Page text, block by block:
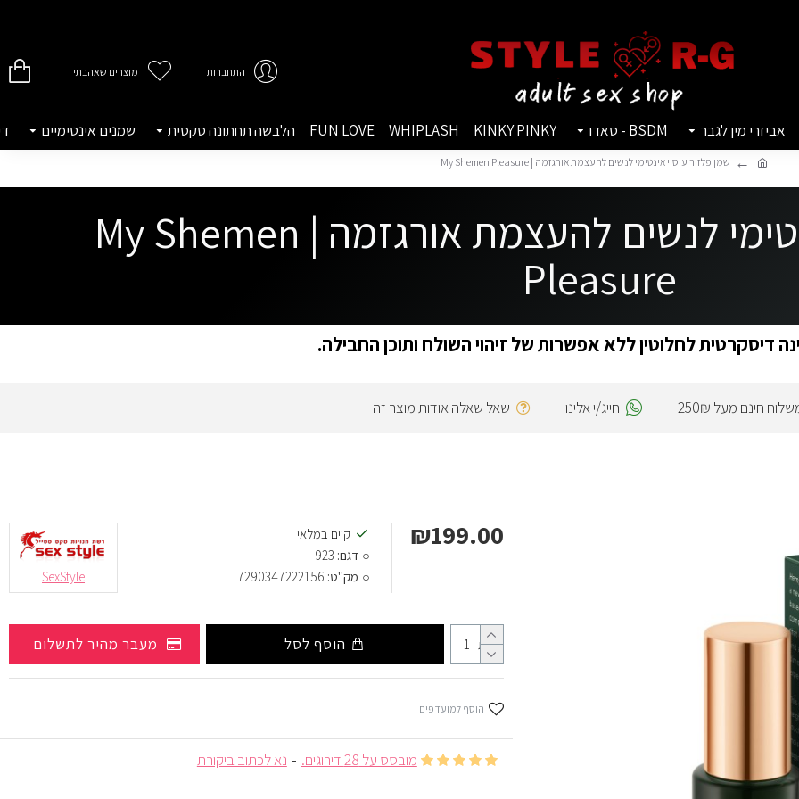
התחברות מוצרים שאהבתי
אביזרי מין לגבר BSDM - סאדו KINKY PINKY
WHIPLASH
FUN LOVE הלבשה תחתונה סקסית שמנים אינטימיים
שמן פלז'ר עיסוי אינטימי לנשים להעצמת אורגזמה | My Shemen Pleasure
שמן פלז'ר עיסוי אינטימי לנשים להעצמת אורגזמה | My Shemen
Pleasure
דיסקרטית לחלוטין ללא אפשרות של זיהוי השולח ותוכן החבילה.
חינם מעל 250₪ חייג/י אלינו שאל שאלה אודות מוצר זה
מובסס על 28 דירוגים. - נא לכתוב ביקורת
₪199.00
קיים במלאי
דגם: 923
מק"ט: 7290347222156
SexStyle
כמות הוסף לסל מעבר מהיר לתשלום
הוסף למועדפים